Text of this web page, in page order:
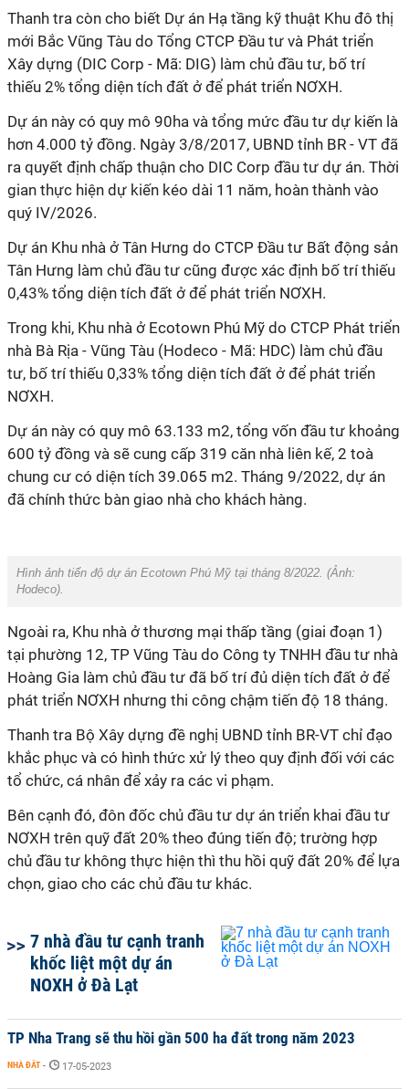
Thanh tra còn cho biết Dự án Hạ tầng kỹ thuật Khu đô thị
mới Bắc Vũng Tàu do Tổng CTCP Đầu tư và Phát triển
Xây dựng (DIC Corp - Mã: DIG) làm chủ đầu tư, bố trí
thiếu 2% tổng diện tích đất ở để phát triển NƠXH.
Dự án này có quy mô 90ha và tổng mức đầu tư dự kiến là
hơn 4.000 tỷ đồng. Ngày 3/8/2017, UBND tỉnh BR - VT đã
ra quyết định chấp thuận cho DIC Corp đầu tư dự án. Thời
gian thực hiện dự kiến kéo dài 11 năm, hoàn thành vào
quý IV/2026.
Dự án Khu nhà ở Tân Hưng do CTCP Đầu tư Bất động sản
Tân Hưng làm chủ đầu tư cũng được xác định bố trí thiếu
0,43% tổng diện tích đất ở để phát triển NƠXH.
Trong khi, Khu nhà ở Ecotown Phú Mỹ do CTCP Phát triển
nhà Bà Rịa - Vũng Tàu (Hodeco - Mã: HDC) làm chủ đầu
tư, bố trí thiếu 0,33% tổng diện tích đất ở để phát triển
NƠXH.
Dự án này có quy mô 63.133 m2, tổng vốn đầu tư khoảng
600 tỷ đồng và sẽ cung cấp 319 căn nhà liên kế, 2 toà
chung cư có diện tích 39.065 m2. Tháng 9/2022, dự án
đã chính thức bàn giao nhà cho khách hàng.
Hình ảnh tiến độ dự án Ecotown Phú Mỹ tại tháng 8/2022. (Ảnh:
Hodeco).
Ngoài ra, Khu nhà ở thương mại thấp tầng (giai đoạn 1)
tại phường 12, TP Vũng Tàu do Công ty TNHH đầu tư nhà
Hoàng Gia làm chủ đầu tư đã bố trí đủ diện tích đất ở để
phát triển NƠXH nhưng thi công chậm tiến độ 18 tháng.
Thanh tra Bộ Xây dựng đề nghị UBND tỉnh BR-VT chỉ đạo
khắc phục và có hình thức xử lý theo quy định đối với các
tổ chức, cá nhân để xảy ra các vi phạm.
Bên cạnh đó, đôn đốc chủ đầu tư dự án triển khai đầu tư
NƠXH trên quỹ đất 20% theo đúng tiến độ; trường hợp
chủ đầu tư không thực hiện thì thu hồi quỹ đất 20% để lựa
chọn, giao cho các chủ đầu tư khác.
7 nhà đầu tư cạnh tranh
khốc liệt một dự án
NOXH ở Đà Lạt
TP Nha Trang sẽ thu hồi gần 500 ha đất trong năm 2023
NHÀ ĐẤT - 17-05-2023